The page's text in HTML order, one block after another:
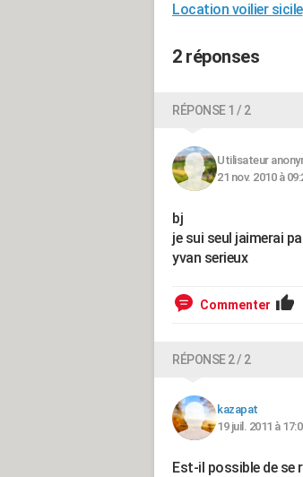
Location voilier sicile
2 réponses
RÉPONSE 1 / 2
Utilisateur
21 nov. 2010 à
bj
je sui seul jaimerai
yvan serieux
Commenter
RÉPONSE 2 / 2
kazapat
19 juil. 2011 à
Est-il possible de se